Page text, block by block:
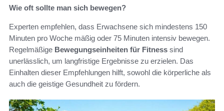
Wie oft sollte man sich bewegen?
Experten empfehlen, dass Erwachsene sich mindestens 150
Minuten pro Woche mäßig oder 75 Minuten intensiv bewegen.
Regelmäßige Bewegungseinheiten für Fitness sind
unerlässlich, um langfristige Ergebnisse zu erzielen. Das
Einhalten dieser Empfehlungen hilft, sowohl die körperliche als
auch die geistige Gesundheit zu fördern.